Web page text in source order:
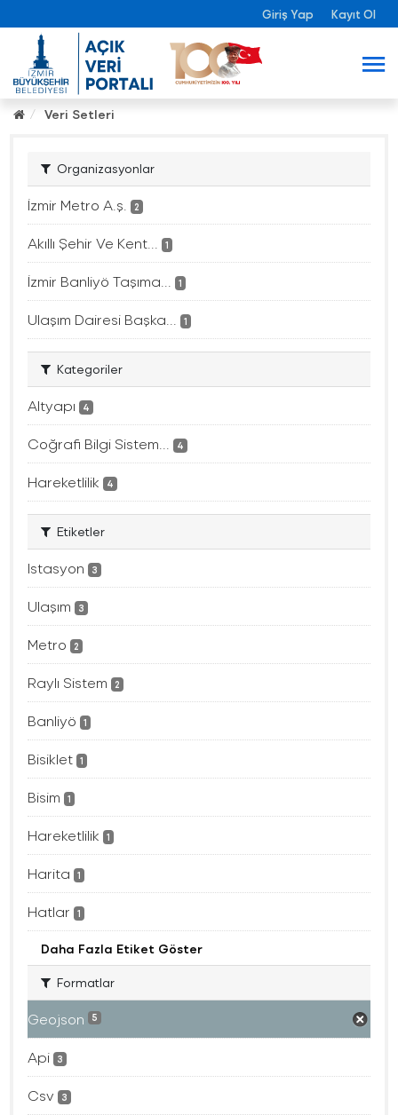
Giriş Yap Kayıt Ol
Veri Setleri
Organizasyonlar
İzmir Metro A.ş. 2
Akıllı Şehir Ve Kent... 1
İzmir Banliyö Taşıma... 1
Ulaşım Dairesi Başka... 1
Kategoriler
Altyapı 4
Coğrafi Bilgi Sistem... 4
Hareketlilik 4
Etiketler
Istasyon 3
Ulaşım 3
Metro 2
Raylı Sistem 2
Banliyö 1
Bisiklet 1
Bisim 1
Hareketlilik 1
Harita 1
Hatlar 1
Daha Fazla Etiket Göster
Formatlar
Geojson 5
Api 3
Csv 3